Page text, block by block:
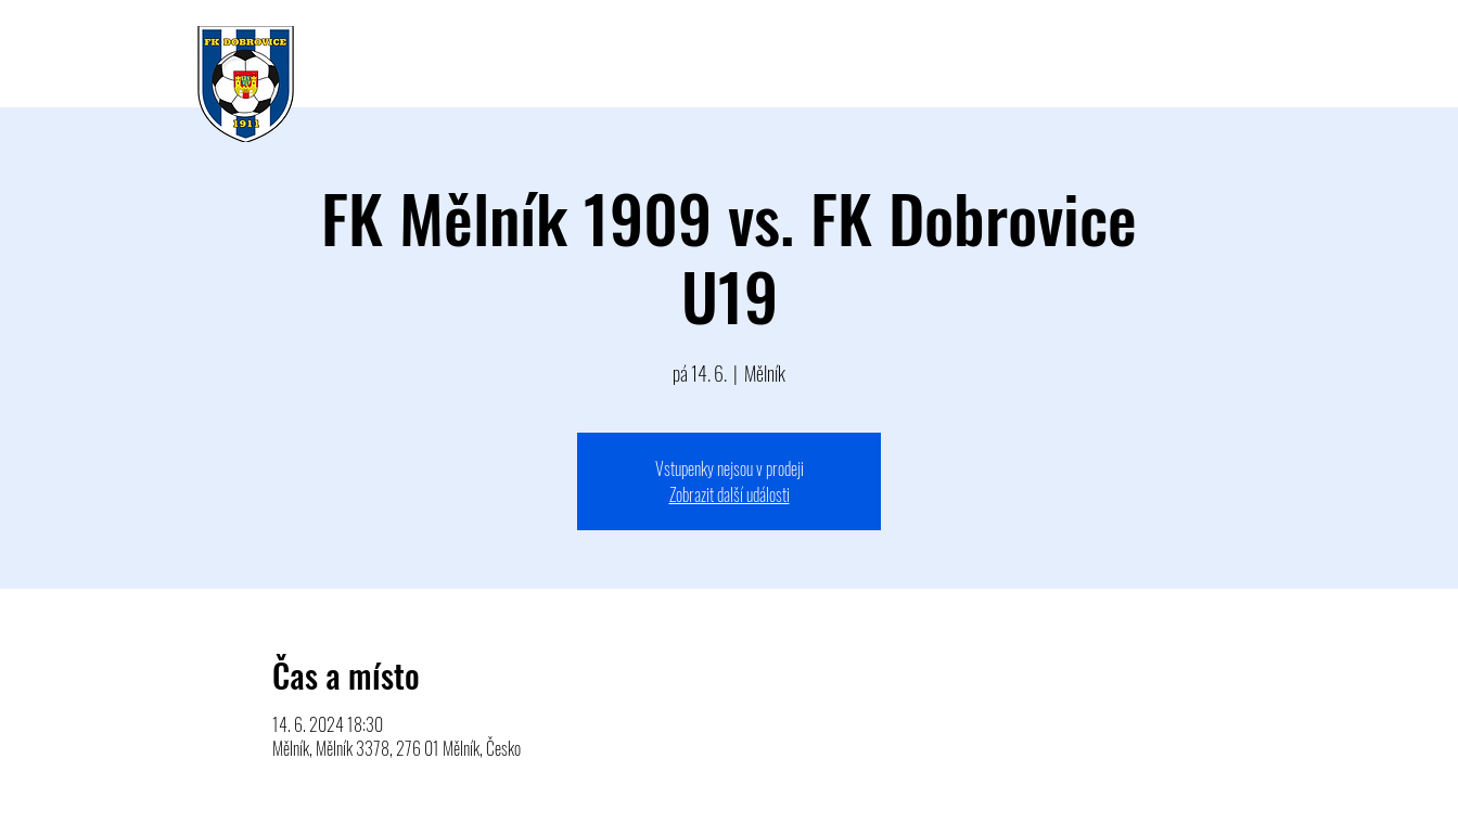
FK Mělník 1909 vs. FK Dobrovice
U19
pá 14. 6.
  |
Mělník
Vstupenky nejsou v prodeji
Zobrazit další události
Čas a místo
14. 6. 2024 18:30
Mělník, Mělník 3378, 276 01 Mělník, Česko